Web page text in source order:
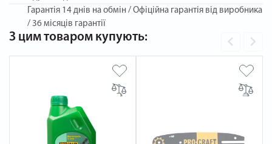
Гарантія 14 днів на обмін / Офіційна гарантія від виробника
/ 36 місяців гарантії
З цим товаром купують: